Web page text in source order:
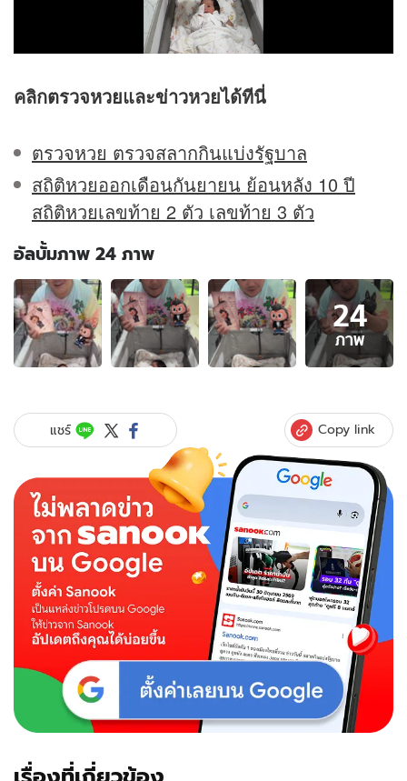
คลิกตรวจหวยและข่าวหวยได้ทีนี่
ตรวจหวย ตรวจสลากกินแบ่งรัฐบาล
สถิติหวยออกเดือนกันยายน ย้อนหลัง 10 ปี
สถิติหวยเลขท้าย 2 ตัว เลขท้าย 3 ตัว
อัลบั้มภาพ 24 ภาพ
อัลบั้ม
ภาพ
24
ภาพ
ของ
รับ
ขวัญ
คากิ"
ด้วย
ลาบู
"พ่อ
แจ็ค"
โชว์
เห็น
เลข
ชัด
24
ภาพ
แชร์ Copy link